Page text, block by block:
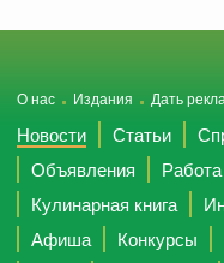
О нас Издания Дать
Новости Статьи
Объявления
Работа
Кулинарная книга
Афиша
Конкурсы